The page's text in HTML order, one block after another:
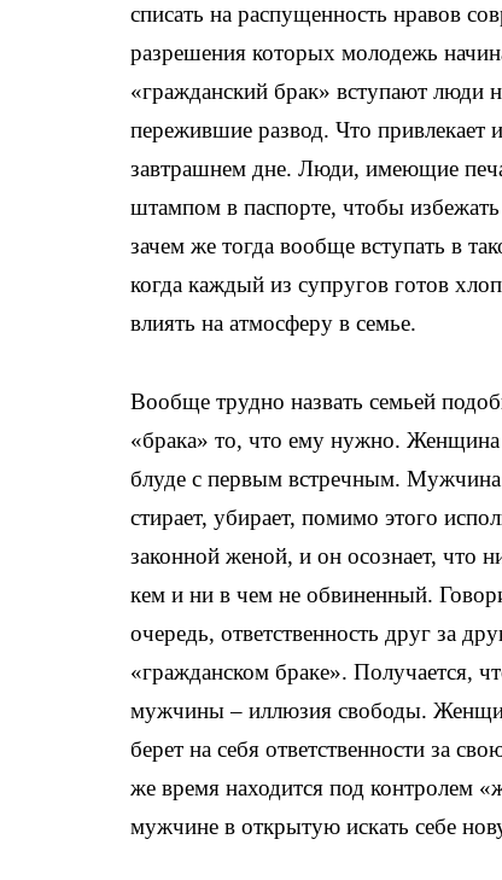
списать на распущенность нравов
разрешения которых молодежь
«гражданский брак» вступают
пережившие развод. Что привлекает
завтрашнем дне. Люди, имеющие
штампом в паспорте, чтобы
зачем же тогда вообще вступать в
когда каждый из супругов готов
влиять на атмосферу в семье.
Вообще трудно назвать семьей
«брака» то, что ему нужно.
блуде с первым встречным. Мужчина
стирает, убирает, помимо этого
законной женой, и он осознает, что
кем и ни в чем не обвиненный.
очередь, ответственность друг за
«гражданском браке». Получается,
мужчины – иллюзия свободы.
берет на себя ответственности за
же время находится под контролем
мужчине в открытую искать себе